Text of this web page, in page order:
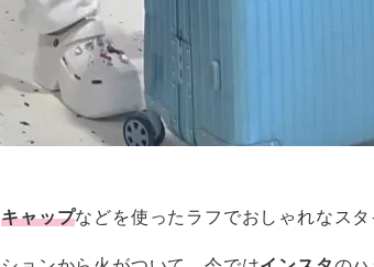
キャップなどを使ったラフでおしゃれなスタ